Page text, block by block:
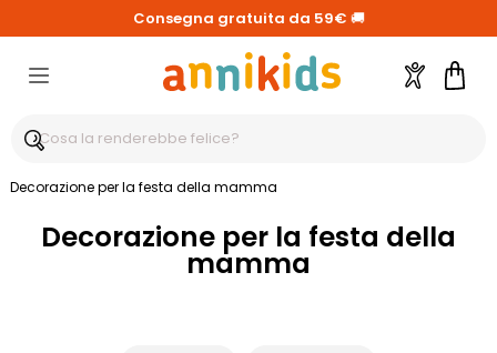
Consegna gratuita da 59€ 🚚
Account
Decorazione per la festa della mamma
Decorazione per la festa della
mamma